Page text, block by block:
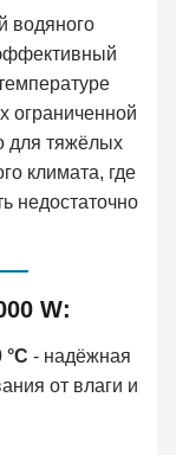
водяного
ограниченной
для тяжёлых
климата, где
недостаточно
W:
- надёжная
от влаги и